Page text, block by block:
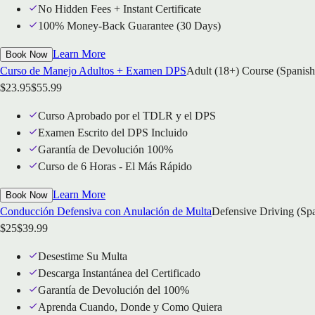
No Hidden Fees + Instant Certificate
100% Money-Back Guarantee (30 Days)
Book Now Learn More
Curso de Manejo Adultos + Examen DPSAdult (18+) Course
$23.95$55.99
Curso Aprobado por el TDLR y el DPS
Examen Escrito del DPS Incluido
Garantía de Devolución 100%
Curso de 6 Horas - El Más Rápido
Book Now Learn More
Conducción Defensiva con Anulación de MultaDefensive Driving
$25$39.99
Desestime Su Multa
Descarga Instantánea del Certificado
Garantía de Devolución del 100%
Aprenda Cuando, Donde y Como Quiera